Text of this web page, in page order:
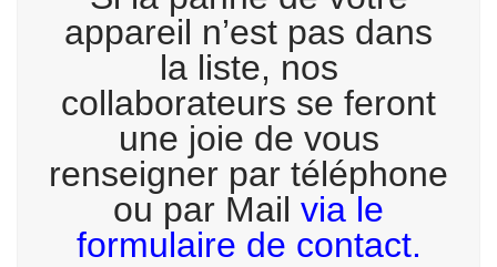
appareil n’est pas dans
la liste, nos
collaborateurs se feront
une joie de vous
renseigner par téléphone
ou par Mail via le
formulaire de contact.